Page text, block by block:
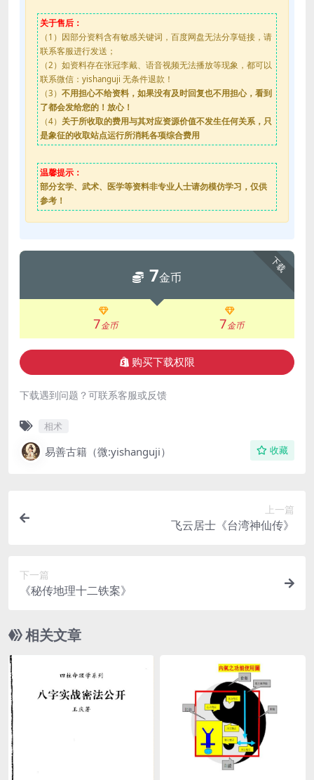
关于售后：
（1）因部分资料含有敏感关键词，百度网盘无法分享链接，请
联系客服进行发送；
（2）如资料存在张冠李戴、语音视频无法播放等现象，都可以
联系微信：yishanguji 无条件退款！
（3） 不用担心不给资料，如果没有及时回复也不用担心，看到
了都会发给您的！放心！
（4） 关于所收取的费用与其对应资源价值不发生任何关系，只
是象征的收取站点运行所消耗各项综合费用
温馨提示：
部分玄学、武术、医学等资料非专业人士请勿模仿学习，仅供
参考！
下载
7金币
7金币 7金币
购买下载权限
下载遇到问题？可联系客服或反馈
相术
易善古籍（微:yishanguji） 收藏
上一篇
飞云居士《台湾神仙传》
下一篇
《秘传地理十二铁案》
相关文章